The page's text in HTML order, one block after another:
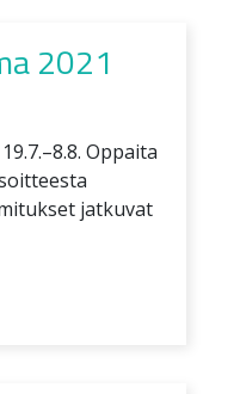
2021
Oppaita
jatkuvat